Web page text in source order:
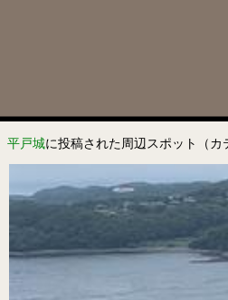
平戸城に投稿された周辺スポット（カ